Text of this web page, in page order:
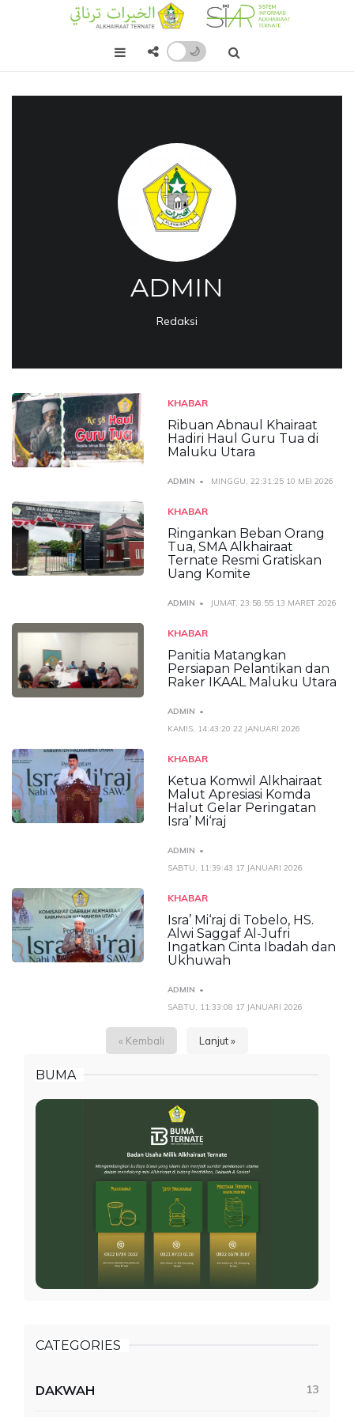
🌙
ADMIN
Redaksi
KHABAR
Ribuan Abnaul Khairaat
Hadiri Haul Guru Tua di
Maluku Utara
ADMIN MINGGU, 22:31:25 10 MEI 2026
KHABAR
Ringankan Beban Orang
Tua, SMA Alkhairaat
Ternate Resmi Gratiskan
Uang Komite
ADMIN JUMAT, 23:58:55 13 MARET 2026
KHABAR
Panitia Matangkan
Persiapan Pelantikan dan
Raker IKAAL Maluku Utara
ADMIN
KAMIS, 14:43:20 22 JANUARI 2026
KHABAR
Ketua Komwil Alkhairaat
Malut Apresiasi Komda
Halut Gelar Peringatan
Isra’ Mi‘raj
ADMIN
SABTU, 11:39:43 17 JANUARI 2026
KHABAR
Isra’ Mi‘raj di Tobelo, HS.
Alwi Saggaf Al-Jufri
Ingatkan Cinta Ibadah dan
Ukhuwah
ADMIN
SABTU, 11:33:08 17 JANUARI 2026
« Kembali Lanjut »
BUMA
CATEGORIES
DAKWAH 13